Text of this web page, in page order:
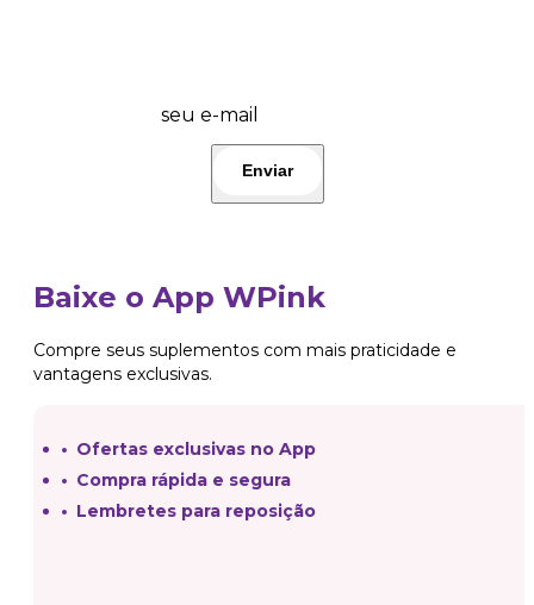
seu e-mail
Baixe o App WPink
Compre seus suplementos com mais praticidade e
vantagens exclusivas.
Ofertas exclusivas no App
Compra rápida e segura
Lembretes para reposição